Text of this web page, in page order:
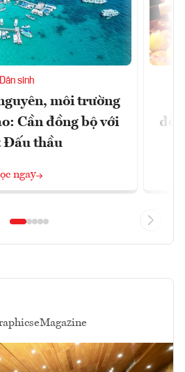
Dân sinh
môi trường
Cần đồng bộ với
Đấu thầu
ngay
eMagazine